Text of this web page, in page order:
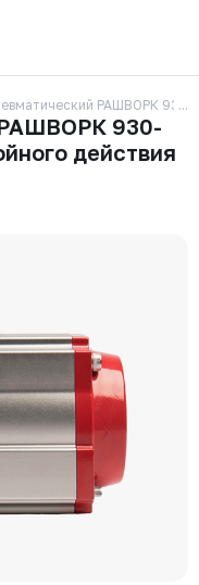
rus.com
РАШВОРК 930-
РАШВОРК 930-
действия